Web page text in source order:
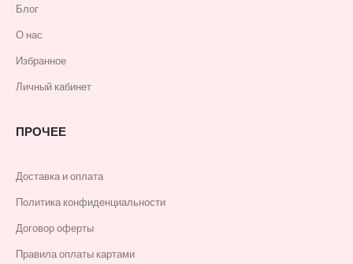
Блог
О нас
Избранное
Личный кабинет
ПРОЧЕЕ
Доставка и оплата
Политика конфиденциальности
Договор оферты
Правила оплаты картами